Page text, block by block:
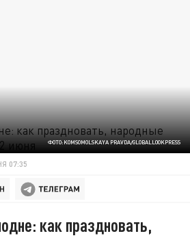
ФОТО:KOMSOMOLSKAYA PRAVDA/GLOBALLOOKPRESS
07:35
как праздновать,